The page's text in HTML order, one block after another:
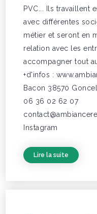
PVC... Ils travaillent
avec différentes
métier et seront en
relation avec les
accompagner tout
+d'infos :
Bacon 38570
06 36 02 62 07
Instagram
Lire la suite